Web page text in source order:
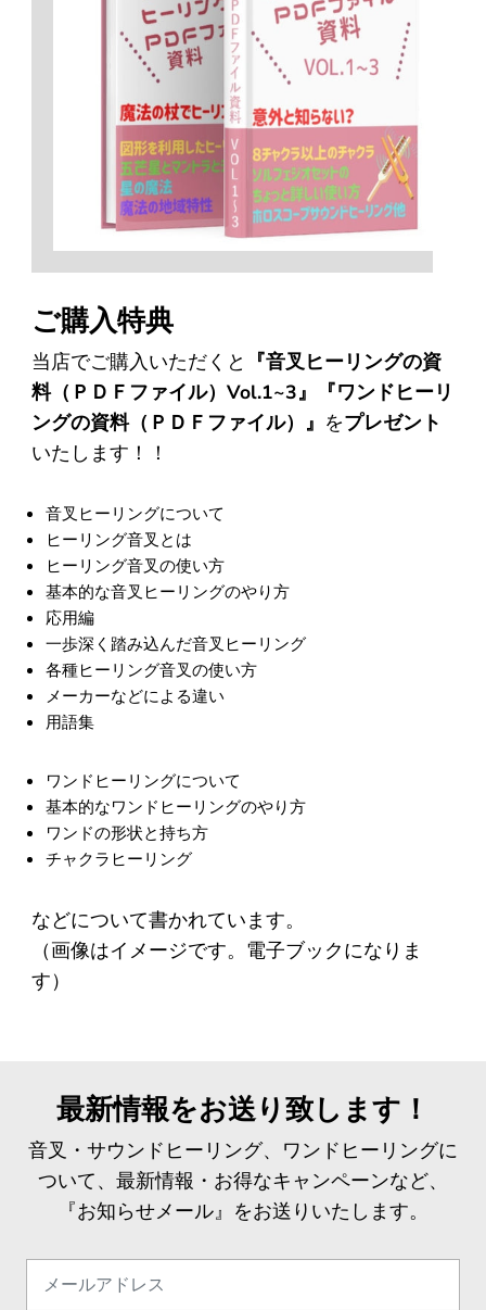
ご購入特典
当店でご購入いただくと
『音叉ヒーリングの資
料（ＰＤＦファイル）Vol.1~3』『ワンドヒーリ
ングの資料（ＰＤＦファイル）』 をプレゼント
いたします！！
音叉ヒーリングについて
ヒーリング音叉とは
ヒーリング音叉の使い方
基本的な音叉ヒーリングのやり方
応用編
一歩深く踏み込んだ音叉ヒーリング
各種ヒーリング音叉の使い方
メーカーなどによる違い
用語集
ワンドヒーリングについて
基本的なワンドヒーリングのやり方
ワンドの形状と持ち方
チャクラヒーリング
などについて書かれています。
（画像はイメージです。電子ブックになりま
す）
最新情報をお送り致します！
音叉・サウンドヒーリング、ワンドヒーリングに
ついて、最新情報・お得なキャンペーンなど、
『お知らせメール』をお送りいたします。